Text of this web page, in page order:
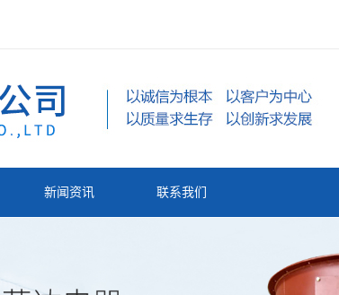
新闻资讯 联系我们